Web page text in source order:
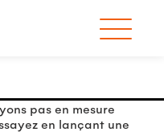
pas en mesure
en lançant une